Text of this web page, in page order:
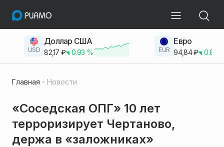
USD
Доллар США
82,17 ₽ 0.93 % EUR
Евро
94,84₽ 0.83
Главная Новости
«Соседская ОПГ» 10 лет
терроризирует Чертаново,
держа в «заложниках»